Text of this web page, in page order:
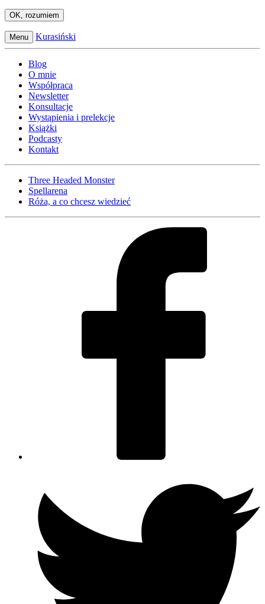
OK, rozumiem
Menu Kurasiński
Blog
O mnie
Współpraca
Newsletter
Konsultacje
Wystąpienia i prelekcje
Książki
Podcasty
Kontakt
Three Headed Monster
Spellarena
Róża, a co chcesz wiedzieć